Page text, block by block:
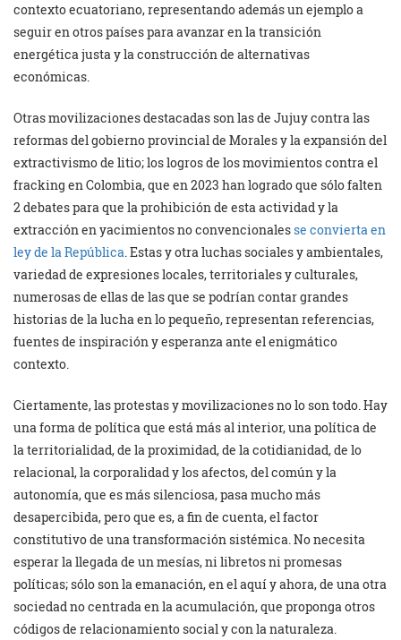
contexto ecuatoriano, representando además un ejemplo a
seguir en otros países para avanzar en la transición
energética justa y la construcción de alternativas
económicas.
Otras movilizaciones destacadas son las de Jujuy contra las
reformas del gobierno provincial de Morales y la expansión del
extractivismo de litio; los logros de los movimientos contra el
fracking en Colombia, que en 2023 han logrado que sólo falten
2 debates para que la prohibición de esta actividad y la
extracción en yacimientos no convencionalesse convierta en
ley de la República. Estas y otra luchas sociales y ambientales,
variedad de expresiones locales, territoriales y culturales,
numerosas de ellas de las que se podrían contar grandes
historias de la lucha en lo pequeño, representan referencias,
fuentes de inspiración y esperanza ante el enigmático
contexto.
Ciertamente, las protestas y movilizaciones no lo son todo. Hay
una forma de política que está más al interior, una política de
la territorialidad, de la proximidad, de la cotidianidad, de lo
relacional, la corporalidad y los afectos, del común y la
autonomía, que es más silenciosa, pasa mucho más
desapercibida, pero que es, a fin de cuenta, el factor
constitutivo de una transformación sistémica. No necesita
esperar la llegada de un mesías, ni libretos ni promesas
políticas; sólo son la emanación, en el aquí y ahora, de una otra
sociedad no centrada en la acumulación, que proponga otros
códigos de relacionamiento social y con la naturaleza.